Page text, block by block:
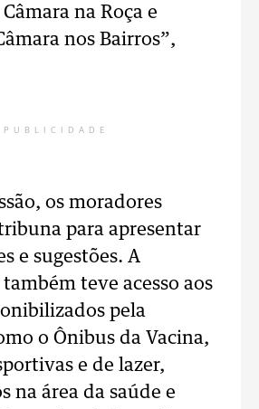
na Roça e
nos Bairros”,
PUBLICIDADE
os moradores
para apresentar
e sugestões. A
teve acesso aos
pela
o Ônibus da Vacina,
e de lazer,
na área da saúde e